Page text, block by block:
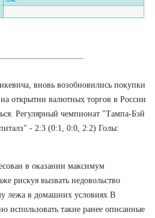
вновь возобновились покупки
открытии валютных торгов в России
Регулярный чемпионат "Тампа-Бэй
- 2:3 (0:1, 0:0, 2:2) Голы:
в оказании максимум
рискуя вызвать недовольство
лежа в домашних условиях В
использовать такие ранее описанные